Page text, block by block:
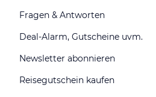
Fragen & Antworten
Deal-Alarm, Gutscheine uvm.
Newsletter abonnieren
Reisegutschein kaufen